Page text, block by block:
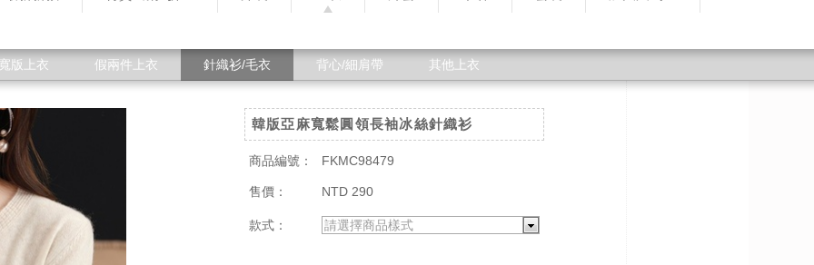
版上衣 假兩件上衣 針織衫/毛衣 背心/細肩帶 其他上衣
韓版亞麻寬鬆圓領長袖冰絲針織衫
商品編號： FKMC98479
售價： NTD 290
款式： 請選擇商品樣式